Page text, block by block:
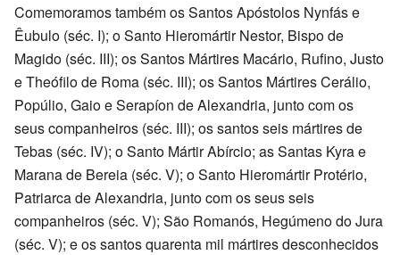
Comemoramos também os Santos Apóstolos Nynfás e
Êubulo (séc. I); o Santo Hieromártir Nestor, Bispo de
Magido (séc. III); os Santos Mártires Macário, Rufino, Justo
e Theófilo de Roma (séc. III); os Santos Mártires Cerálio,
Popúlio, Gaio e Serapíon de Alexandria, junto com os
seus companheiros (séc. III); os santos seis mártires de
Tebas (séc. IV); o Santo Mártir Abírcio; as Santas Kyra e
Marana de Bereia (séc. V); o Santo Hieromártir Protério,
Patriarca de Alexandria, junto com os seus seis
companheiros (séc. V); São Romanós, Hegúmeno do Jura
(séc. V); e os santos quarenta mil mártires desconhecidos